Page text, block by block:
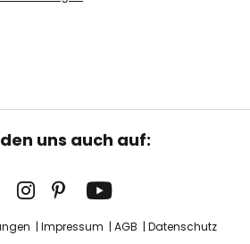
uns auch auf:
Impressum AGB
Datenschutz